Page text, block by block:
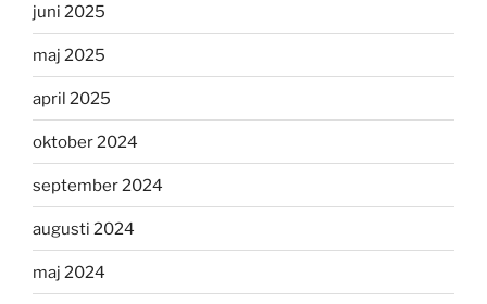
juni 2025
maj 2025
april 2025
oktober 2024
september 2024
augusti 2024
maj 2024